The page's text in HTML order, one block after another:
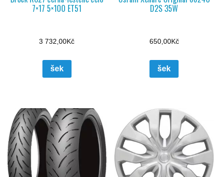
7×17 5×100 ET51
3 732,00Kč
šek
D2S 35W
650,00Kč
šek